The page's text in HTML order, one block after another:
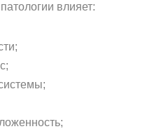
влияет: